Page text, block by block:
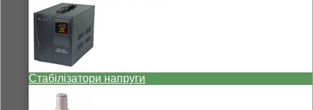
Стабілізатори напруги